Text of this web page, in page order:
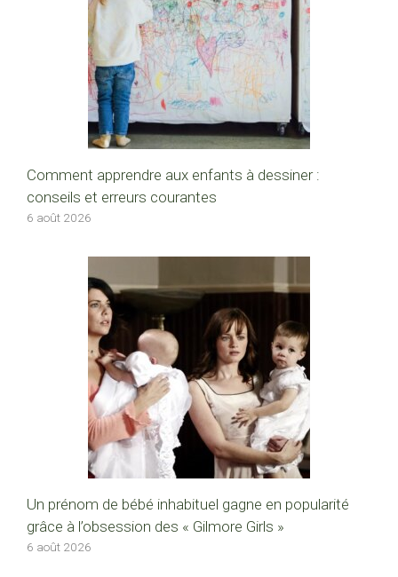
Comment apprendre aux enfants à dessiner :
conseils et erreurs courantes
6 août 2026
Un prénom de bébé inhabituel gagne en popularité
grâce à l’obsession des « Gilmore Girls »
6 août 2026